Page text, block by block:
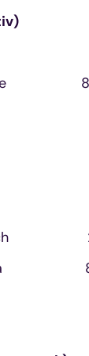
4fach